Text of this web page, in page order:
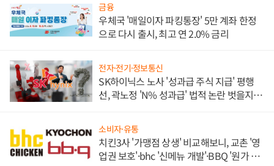
금융
우체국 '매일이자 파킹통장' 5만 계좌 한정
으로 다시 출시, 최고 연 2.0% 금리
전자·전기·정보통신
SK하이닉스 노사 '성과급 주식 지급' 평행
선, 곽노정 'N% 성과급' 법적 논란 벗을지 주
소비자·유통
치킨3사 '가맹점 상생' 비교해보니, 교촌 '영
업권 보호'·bhc '신메뉴 개발'·BBQ '원가 부